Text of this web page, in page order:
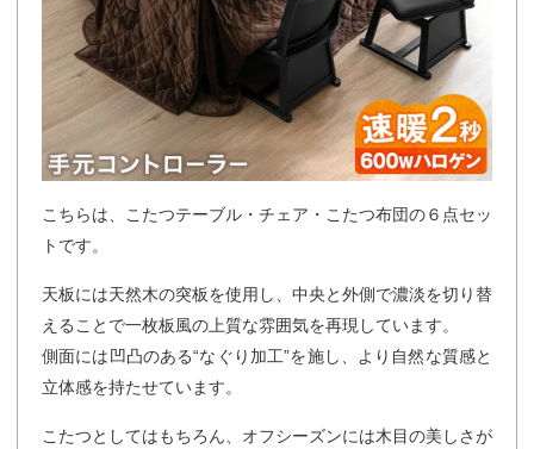
こちらは、こたつテーブル・チェア・こたつ布団の６点セッ
トです。
天板には天然木の突板を使用し、中央と外側で濃淡を切り替
えることで一枚板風の上質な雰囲気を再現しています。
側面には凹凸のある“なぐり加工”を施し、より自然な質感と
立体感を持たせています。
こたつとしてはもちろん、オフシーズンには木目の美しさが